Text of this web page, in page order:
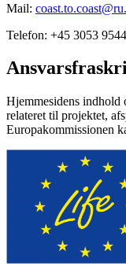
Mail:
Telefon: +45 3053 9544
Hjemmesidens indhold
relateret til projektet,
Europakommissionen